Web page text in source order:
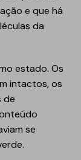
e que há
da
estado. Os
intactos, os
de
se